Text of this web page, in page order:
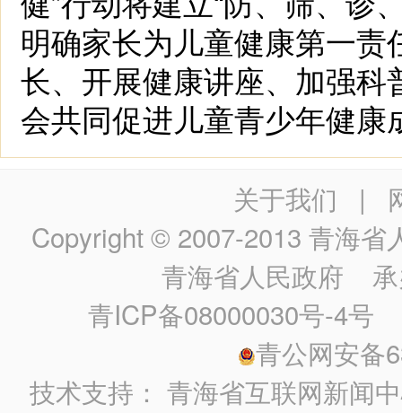
明确家长为儿童健康第一
长、开展健康讲座、加强
会共同促进儿童青少年健康
关于我们 |
Copyright © 2007-2013 青海省
青海省人民政府 承
青ICP备08000030号-4号
青公网安备
技术支持：青海省互联网新闻